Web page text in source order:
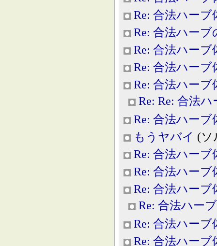
Re: 合法ハーブ
Re: 合法ハーブ
Re: 合法ハーブ
Re: 合法ハーブ
Re: 合法ハーブ
Re: Re: 合法
Re: 合法ハーブ
もうヤバイ (ソ
Re: 合法ハーブ
Re: 合法ハーブ
Re: 合法ハーブ
Re: 合法ハー
Re: 合法ハーブ
Re: 合法ハーブ